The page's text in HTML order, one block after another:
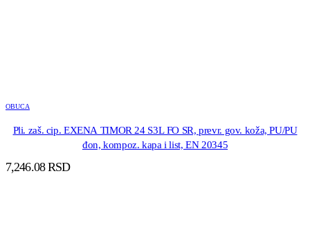
OBUCA
Pli. zaš. cip. EXENA TIMOR 24 S3L FO SR, prevr. gov. koža, PU/PU
đon, kompoz. kapa i list, EN 20345
7,246.08RSD